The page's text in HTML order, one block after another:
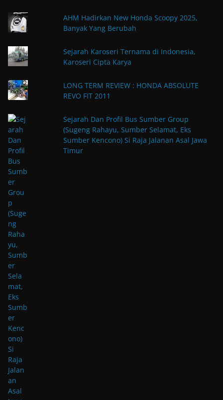
AHM Hadirkan New Honda Scoopy 2025,
Banyak Yang Berubah
Sejarah Karoseri Ternama di Indonesia,
Karoseri Cipta Karya
LONG TERM REVIEW : HONDA ABSOLUTE
REVO FIT 2011
Sejarah Dan Profil Bus Sumber Group
(Sugeng Rahayu, Sumber Selamat, Eks
Sumber Kencono) Si Raja Jalanan Asal Jawa
Timur